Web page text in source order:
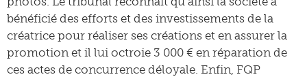
bénéficié des efforts et des investissements de la
créatrice pour réaliser ses créations et en assurer la
promotion et il lui octroie 3 000 € en réparation de
ces actes de concurrence déloyale. Enfin, FQP